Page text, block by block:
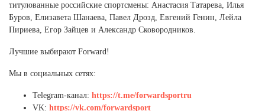
титулованные российские спортсмены: Анастасия Татарева, Илья
Буров, Елизавета Шанаева, Павел Дрозд, Евгений Генин, Лейла
Пириева, Егор Зайцев и Александр Сковородников.
Лучшие выбирают Forward!
Мы в социальных сетях:
Telegram-канал: https://t.me/forwardsportru
VK: https://vk.com/forwardsport